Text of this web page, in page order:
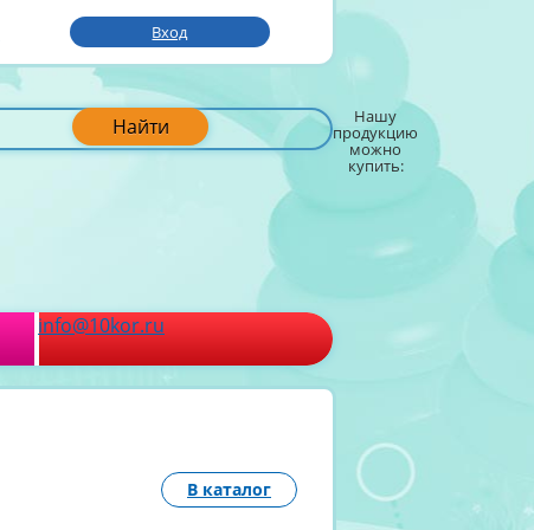
Вход
Найти Нашу
продукцию
можно
купить:
info@10kor.ru
В каталог